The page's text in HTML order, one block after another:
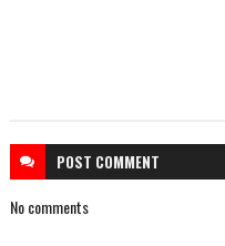
POST COMMENT
No comments